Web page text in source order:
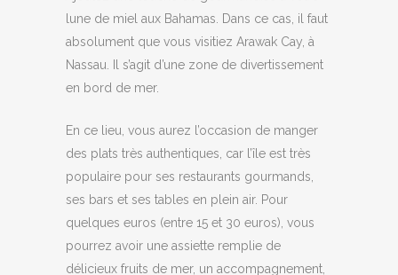
lune de miel aux Bahamas. Dans ce cas, il faut
absolument que vous visitiez Arawak Cay, à
Nassau. Il s’agit d’une zone de divertissement
en bord de mer.
En ce lieu, vous aurez l’occasion de manger
des plats très authentiques, car l’île est très
populaire pour ses restaurants gourmands,
ses bars et ses tables en plein air. Pour
quelques euros (entre 15 et 30 euros), vous
pourrez avoir une assiette remplie de
délicieux fruits de mer, un accompagnement,